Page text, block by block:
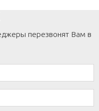
перезвонят Вам в